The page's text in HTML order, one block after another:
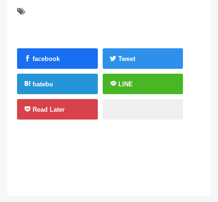
facebook Tweet
hatebu LINE
Read Later